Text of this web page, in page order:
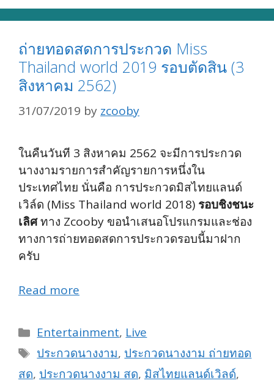
ถ่ายทอดสดการประกวด Miss
Thailand world 2019 รอบตัดสิน (3
สิงหาคม 2562)
31/07/2019 by zcooby
ในคืนวันที 3 สิงหาคม 2562 จะมีการประกวด
นางงามรายการสำคัญรายการหนึ่งใน
ประเทศไทย นั่นคือ การประกวดมิสไทยแลนด์
เวิล์ด (Miss Thailand world 2018) รอบชิงชนะ
เลิศทาง Zcooby ขอนำเสนอโปรแกรมและช่อง
ทางการถ่ายทอดสดการประกวดรอบนี้มาฝาก
ครับ
Read more
Categories
Entertainment, Live
Tags
ประกวดนางงาม, ประกวดนางงาม ถ่ายทอด
สด, ประกวดนางงาม สด, มิสไทยแลนด์เวิลด์,